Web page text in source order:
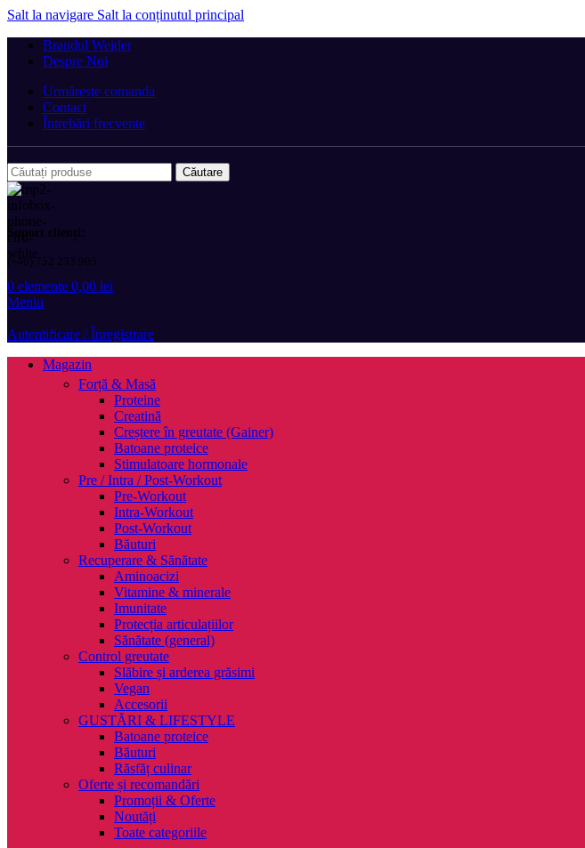
Salt la navigare Salt la conținutul principal
Brandul Weider
Despre Noi
Urmărește comanda
Contact
Întrebări frecvente
Căutare
Suport clienți:
(+40) 752 233 905
0 elemente 0,00 lei
Meniu
Autentificare / Înregistrare
Magazin
Forță & Masă
Proteine
Creatină
Creștere în greutate (Gainer)
Batoane proteice
Stimulatoare hormonale
Pre / Intra / Post-Workout
Pre-Workout
Intra-Workout
Post-Workout
Băuturi
Recuperare & Sănătate
Aminoacizi
Vitamine & minerale
Imunitate
Protecția articulațiilor
Sănătate (general)
Control greutate
Slăbire și arderea grăsimi
Vegan
Accesorii
GUSTĂRI & LIFESTYLE
Batoane proteice
Băuturi
Răsfăț culinar
Oferte și recomandări
Promoții & Oferte
Noutăți
Toate categoriile